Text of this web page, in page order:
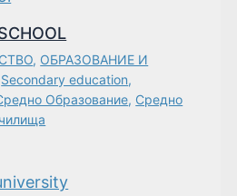
, ОБРАЗОВАНИЕ И
Secondary education,
Образование, Средно